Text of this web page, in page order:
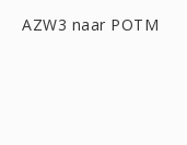
AZW3 naar POTM